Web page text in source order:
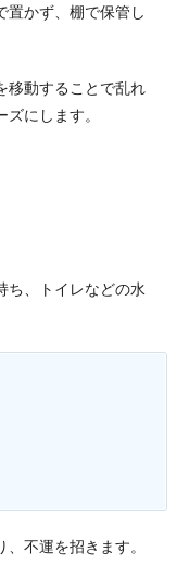
置かず、棚で保管し
移動することで乱れ
にします。
ち、トイレなどの水
不運を招きます。